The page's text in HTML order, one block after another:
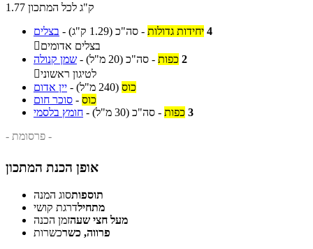
1.77 ק"ג לכל המתכון
בצלים - 4 יחידות גדולות - סה"כ (1.29 ק"ג)
בצלים אדומים
שמן קנולה - 2 כפות - סה"כ (20 מ"ל)
לטיגון ראשוני
יין אדום - כוס (240 מ"ל)
סוכר חום - כוס
חומץ בלסמי - 3 כפות - סה"כ (30 מ"ל)
- פרסומת -
אופן הכנת המתכון
תוספותסוג המנה
מתחילדרגת קושי
מעל חצי שעהזמן הכנה
פרווה, כשרכשרות